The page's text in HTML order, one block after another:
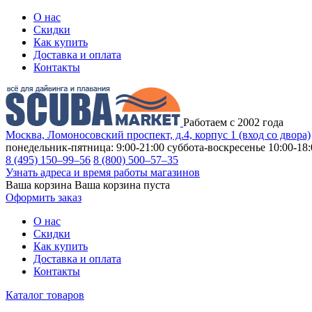
О нас
Скидки
Как купить
Доставка и оплата
Контакты
Работаем с 2002 года
Москва, Ломоносовский проспект, д.4, корпус 1 (вход со двора)
понедельник-пятница: 9:00-21:00 суббота-воскресенье 10:00-
8 (495) 150–99–56 8 (800) 500–57–35
Узнать адреса и время работы магазинов
Ваша корзина Ваша корзина пуста
Оформить заказ
О нас
Скидки
Как купить
Доставка и оплата
Контакты
Каталог товаров